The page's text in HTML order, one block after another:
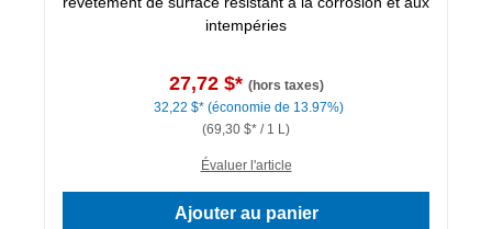
intempéries
27,72 $* (hors taxes)
32,22 $* (économie de 13.97%)
(69,30 $* / 1 L)
Évaluer l'article
Ajouter au panier